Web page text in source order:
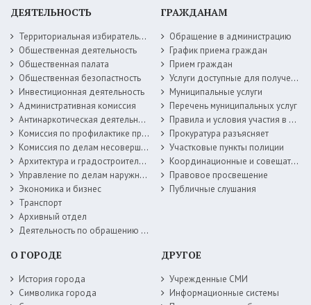
ДЕЯТЕЛЬНОСТЬ
Территориальная избирательная комиссия
Общественная деятельность
Общественная палата
Общественная безопастность
Инвестиционная деятельность
Административная комиссия
Антинаркотическая деятельность
Комиссия по профилактике правонарушений
Комиссия по делам несовершеннолетних
Архитектура и градостроительство
Управление по делам наружной рекламы
Экономика и бизнес
Транспорт
Архивный отдел
Деятельность по обращению с животными без владельцев
ГРАЖДАНАМ
Обращение в администрацию
График приема граждан
Прием граждан
Услуги доступные для получения в электронной форме
Муниципальные услуги
Перечень муниципальных услуг
Правила и условия участия в жилищных программах
Прокуратура разъясняет
Участковые пункты полиции
Координационные и совещательные органы
Правовое просвещение
Публичные слушания
О ГОРОДЕ
История города
Символика города
ДРУГОЕ
Учрежденные СМИ
Информационные системы